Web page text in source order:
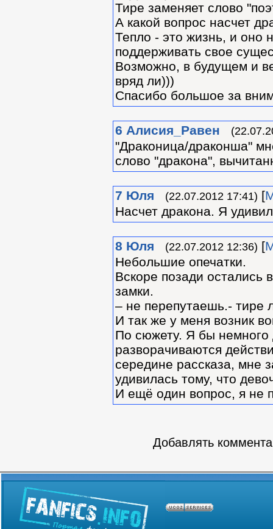
Тире заменяет слово
А какой вопрос насчет
Тепло - это жизнь, и оно
поддерживать свое
Возможно, в будущем и
вряд ли)))
Спасибо большое за
6 Алиcия_Равен
"Драконица/драконша"
слово "дракона",
7 Юля (22.07.2012 17:41) [
Насчет дракона. Я
8 Юля (22.07.2012 12:36) [
Небольшие опечатки.
Вскоре позади остались
замки.
– не перепутаешь.- тире
И так же у меня возник
По сюжету. Я бы немного
разворачиваются
середине рассказа, мне
удивилась тому, что
И ещё один вопрос, я не
Добавлять